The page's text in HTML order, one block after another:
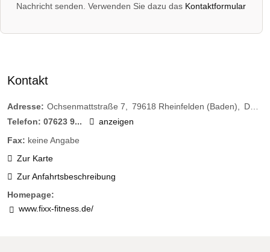
Nachricht senden. Verwenden Sie dazu das Kontaktformular
Kontakt
Adresse: Ochsenmattstraße 7 79618 Rheinfelden (Baden)
Deutschland
Telefon: 07623 9...
anzeigen
Fax: keine Angabe
Zur Karte
Zur Anfahrtsbeschreibung
Homepage:
www.fixx-fitness.de/